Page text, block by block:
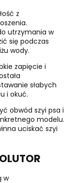
z
utrzymania w
się podczas
wody.
zapięcie i
słabych
i okuć.
obwód szyi psa i
modelu.
uciskać szyi
w